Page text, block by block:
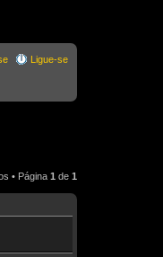
Ligue-se
• Página 1 de 1